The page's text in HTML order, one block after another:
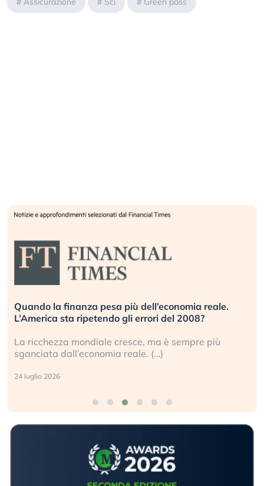
Quando la finanza pesa più dell’economia reale.
L’America sta ripetendo gli errori del 2008?
La ricchezza mondiale cresce, ma è sempre più
sganciata dall’economia reale. (…)
24 luglio 2026